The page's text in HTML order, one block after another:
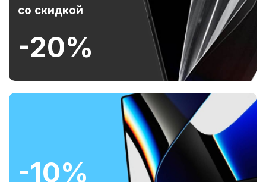
со скидкой
-20%
-10%